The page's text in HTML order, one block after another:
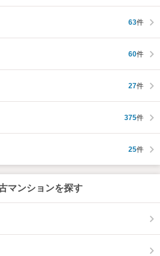
63件
60件
27件
375件
25件
マンションを探す